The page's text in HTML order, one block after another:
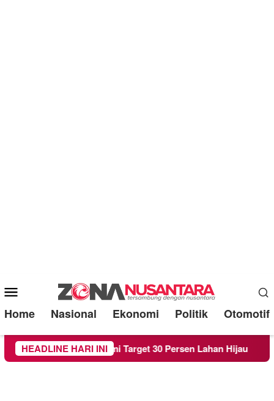
Mobile
Menu
Home Nasional Ekonomi Politik Otomotif
HEADLINE HARI INI
RTH demi Target 30 Persen Lahan Hijau Beredar